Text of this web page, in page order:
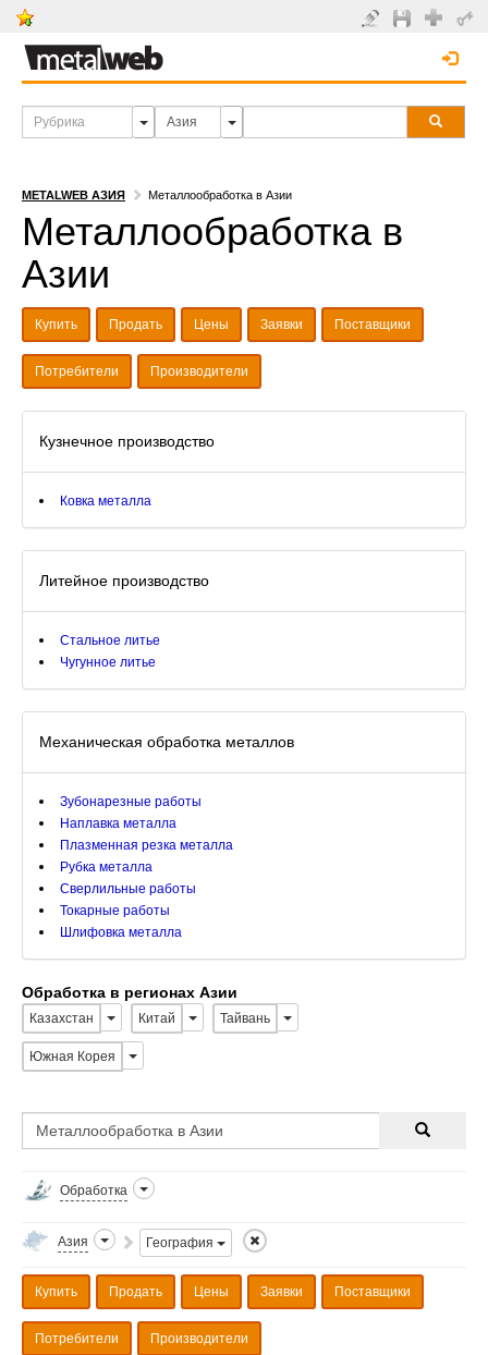
METALWEB АЗИЯ Металлообработка в Азии
Металлообработка в
Азии
Купить Продать Цены Заявки Поставщики
Потребители Производители
Кузнечное производство
Ковка металла
Литейное производство
Стальное литье
Чугунное литье
Механическая обработка металлов
Зубонарезные работы
Наплавка металла
Плазменная резка металла
Рубка металла
Сверлильные работы
Токарные работы
Шлифовка металла
Обработка в регионах Азии
Казахстан Китай Тайвань
Южная Корея
Обработка
Азия География
Купить Продать Цены Заявки Поставщики
Потребители Производители